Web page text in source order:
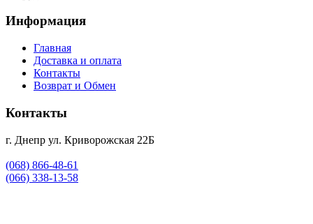
Информация
Главная
Доставка и оплата
Контакты
Возврат и Обмен
Контакты
г. Днепр ул. Криворожская 22Б
(068) 866-48-61
(066) 338-13-58